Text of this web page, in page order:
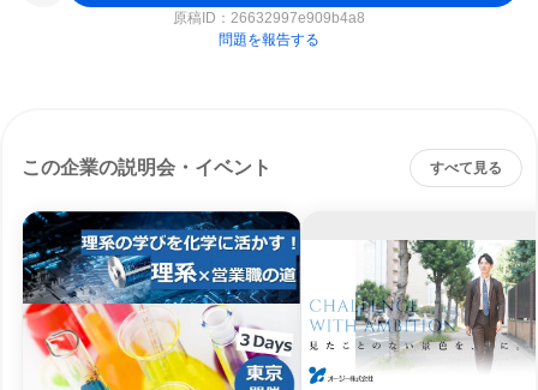
原稿ID： 26632997e909b4a8
問題を報告する
この企業の説明会・イベント すべて見る